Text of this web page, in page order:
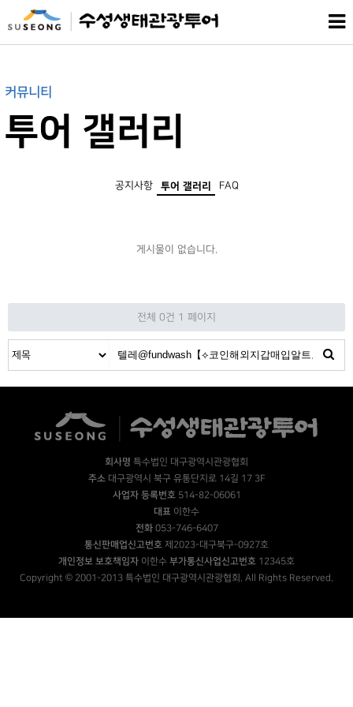
커뮤니티
투어 갤러리
공지사항 투어 갤러리 FAQ
게시물이 없습니다.
전체 0건 1 페이지
회사명 특수법인 대구광역시관광협회
주소대구광역시 북구 유통단지로 14길 17 3F
사업자 등록번호514-82-06061
대표 이한수
전화053-746-6407
통신판매업신고번호 제2023-대구북구-0927호
개인정보 보호책임자 이한수 부가통신사업신고번호 12345호
Copyright © 2001-2013 특수법인 대구광역시관광협회. All Rights Reserved.